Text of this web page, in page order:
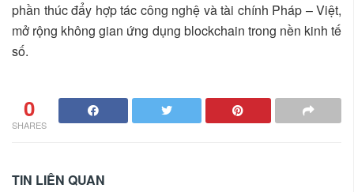
phần thúc đẩy hợp tác công nghệ và tài chính Pháp – Việt,
mở rộng không gian ứng dụng blockchain trong nền kinh tế
số.
0
SHARES
TIN LIÊN QUAN